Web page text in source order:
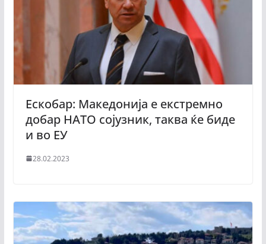
Ескобар: Македонија е екстремно
добар НАТО сојузник, таква ќе биде
и во ЕУ
28.02.2023